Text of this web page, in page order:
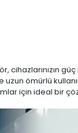
cihazlarınızın güç
uzun ömürlü
için ideal bir